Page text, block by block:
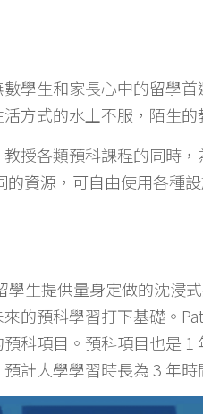
學生和家長心中的留學
方式的水土不服，陌生的
授各類預科課程的同時
資源，可自由使用各種
生提供量身定做的沈浸
的預科學習打下基礎。
科項目。預科項目也是 1
計大學學習時長為 3 年時